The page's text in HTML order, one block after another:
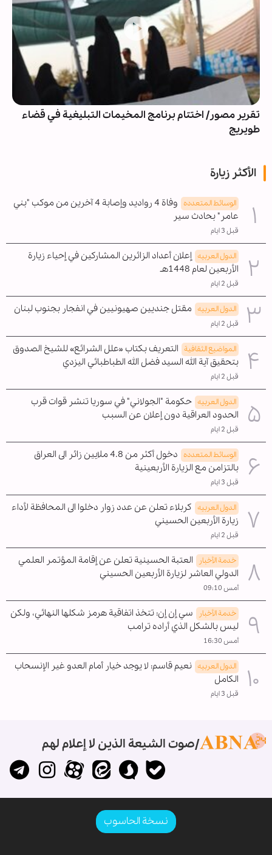
تقرير مصور/ اختتام برنامج المخيمات التبليغية في قضاء
طويريج
الأكثر زيارة
الوسائط المتعدده
وفاة 4 رواديد وإصابة 4 آخرين من موكب "بني
عامر" بحادث سير
قبل 3 ايام
الدول العربیه إعلان أعداد الزائرين المشاركين في إحياء زيارة
الأربعين لعام 1448هـ
قبل 2 ايام
الدول العربیه مقتل جنديين صهيونيين في انفجار بجنوب لبنان
قبل 2 ايام
المواضیع الثقافية التعريف بكتاب «علل الشرائع» للشيخ الصدوق
بتحقيق آية الله السيد فضل الله الطباطبائي اليزدي
قبل 2 ايام
الدول العربیه حكومة "الجولاني" في سوريا تنشر قوات قرب
الحدود العراقية دون إعلان عن السبب
قبل 2 ايام
الوسائط المتعدده
دخول أكثر من 4.8 ملايين زائر الى العراق
بالتزامن مع الزيارة الأربعينية
قبل 3 ايام
الدول العربیه كربلاء تعلن عن عدد زوار دخلوا الى المحافظة لأداء
زيارة الأربعين الحسيني
قبل 2 ايام
خدمة الأخبار
العتبة الحسينية تعلن عن إقامة المؤتمر العلمي
الدولي العاشر لزيارة الأربعين الحسيني
أمس 09:10
خدمة الأخبار
سي إن إن: تتخذ اتفاقية هرمز شكلها النهائي، ولكن
ليس بالشكل الذي أراده ترامب
أمس 16:30
الدول العربیه نعيم قاسم: لا يوجد خيار أمام العدو غير الإنسحاب
الکامل
قبل 3 ايام
صوت الشيعة الذين لا إعلام لهم
نسخة الحاسوب